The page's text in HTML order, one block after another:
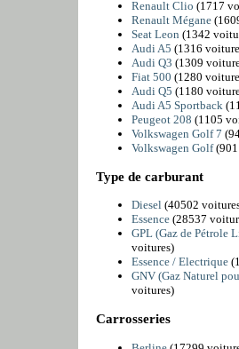
Renault Clio (1717
Renault Mégane
Seat Leon (1342
Audi A5 (1316
Audi Q3 (1309
Fiat 500 (1280
Audi Q5 (1180
Audi A5 Sportback
Peugeot 208 (1105
Volkswagen Golf 7
Volkswagen Golf
Type de carburant
Diesel(40502
Essence(28537
GPL (Gaz de Pétrole
voitures)
Essence / Electrique
GNV (Gaz Naturel
voitures)
Carrosseries